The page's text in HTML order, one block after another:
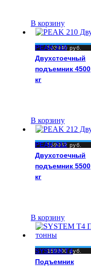
В корзину
PEAK 210
Двухстоечный
подъемник 4500
кг
303940 руб.
В корзину
PEAK 212
Двухстоечный
подъемник 5500
кг
359062 руб.
В корзину
SYSTEM T4
Подъемник
159900руб.